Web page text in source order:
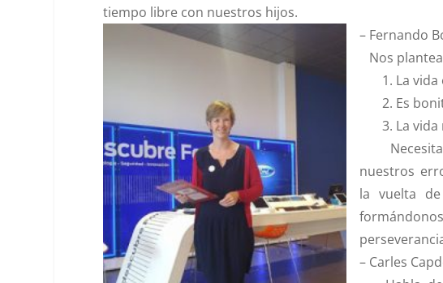
tiempo libre con nuestros hijos.
– Fernando
Nos
1. La vida
2. Es
3. La vida
nuestros
la vuelta
– Carles